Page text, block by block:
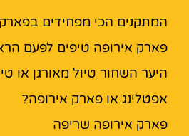
המתקנים הכי מפחידים
פארק אירופה טיפים לפעם
היער השחור טיול מאורגן או
אפטלינג או פארק אירופה?
פארק אירופה שריפה